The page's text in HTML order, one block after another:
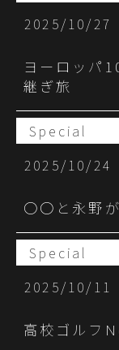
2025/10/27
ヨーロッパ
継ぎ旅
Special
2025/10/24
〇〇と永野
Special
2025/10/11
高校ゴルフ